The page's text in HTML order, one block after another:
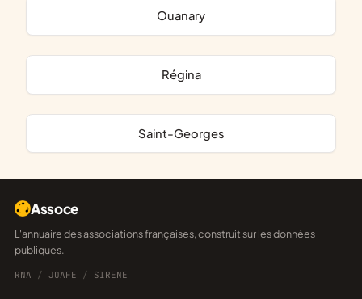
Ouanary
Régina
Saint-Georges
Assoce
L'annuaire des associations françaises, construit sur les données
publiques.
RNA / JOAFE / SIRENE